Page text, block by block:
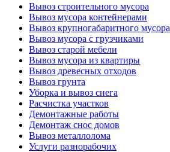
Вывоз строительного мусора
Вывоз мусора контейнерами
Вывоз крупногабаритного мусора
Вывоз мусора с грузчиками
Вывоз старой мебели
Вывоз мусора из квартиры
Вывоз древесных отходов
Вывоз грунта
Уборка и вывоз снега
Расчистка участков
Демонтажные работы
Демонтаж снос домов
Вывоз металлолома
Услуги разнорабочих